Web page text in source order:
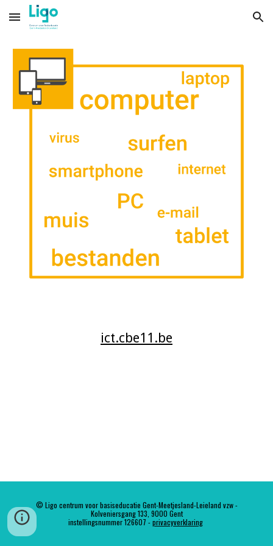
Skip to main content Skip to navigation
ict.cbe11.be
© Ligo centrum voor basiseducatie Gent-Meetjesland-Leieland vzw -
Kolveniersgang 133, 9000 Gent
instellingsnummer 126607 -privacyverklaring